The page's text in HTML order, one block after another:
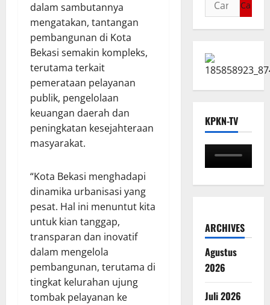
dalam sambutannya
mengatakan, tantangan
pembangunan di Kota
Bekasi semakin kompleks,
terutama terkait
pemerataan pelayanan
publik, pengelolaan
keuangan daerah dan
peningkatan kesejahteraan
masyarakat.
“Kota Bekasi menghadapi
dinamika urbanisasi yang
pesat. Hal ini menuntut kita
untuk kian tanggap,
transparan dan inovatif
dalam mengelola
pembangunan, terutama di
tingkat kelurahan ujung
tombak pelayanan ke
KPKN-TV
ARCHIVES
Agustus
2026
Juli 2026